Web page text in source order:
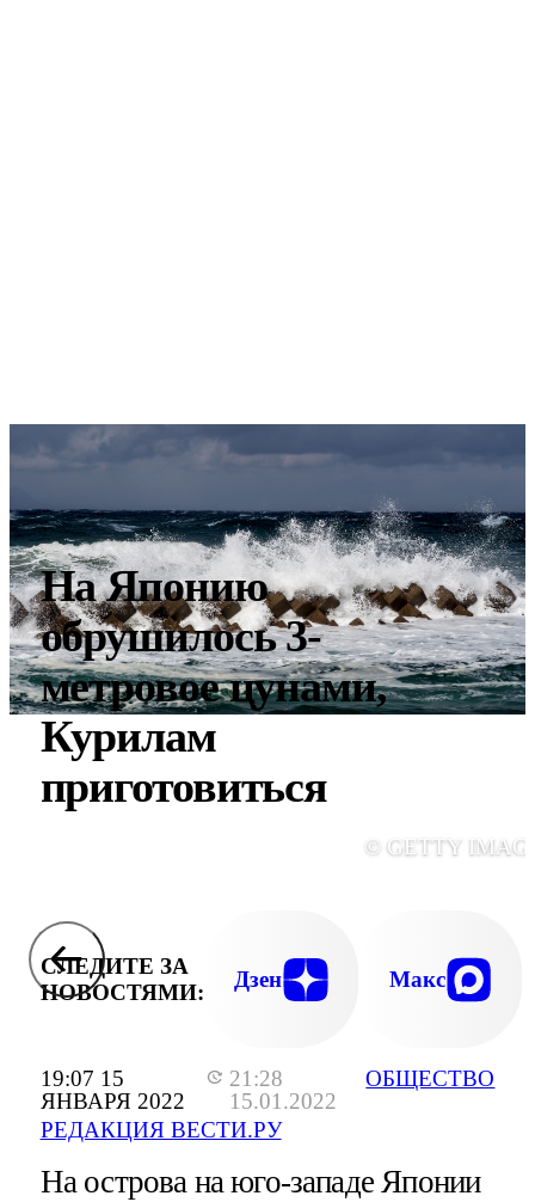
19:07 15
ЯНВАРЯ 2022
21:28
15.01.2022
РЕДАКЦИЯ ВЕСТИ.РУ
ОБЩЕСТВО
На Японию
обрушилось 3-
метровое цунами,
Курилам
приготовиться
© GETTY
СЛЕДИТЕ ЗА
НОВОСТЯМИ:
Дзен Макс
На острова на юго-западе Японии